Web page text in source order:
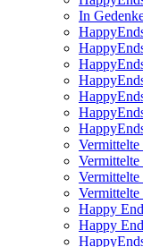
In
Happy
Happy